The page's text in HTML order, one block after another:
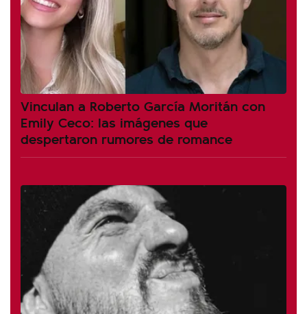
Vinculan a Roberto García Moritán con
Emily Ceco: las imágenes que
despertaron rumores de romance